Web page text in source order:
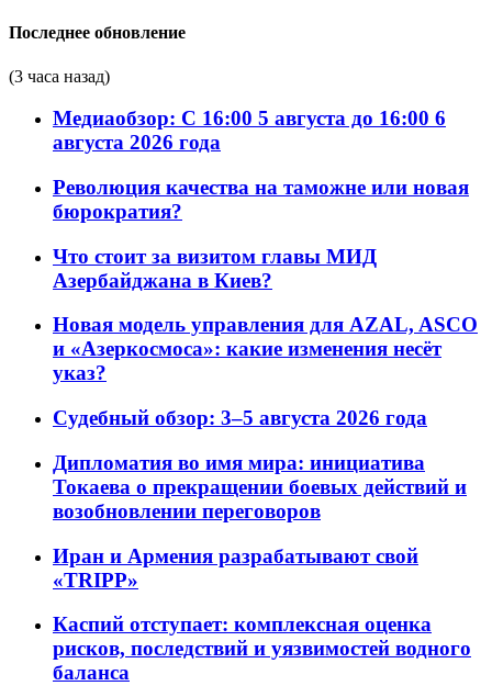
Последнее обновление
(3 часа назад)
Медиаобзор: С 16:00 5 августа до 16:00 6
августа 2026 года
Революция качества на таможне или новая
бюрократия?
Что стоит за визитом главы МИД
Азербайджана в Киев?
Новая модель управления для AZAL, ASCO
и «Азеркосмоса»: какие изменения несёт
указ?
Судебный обзор: 3–5 августа 2026 года
Дипломатия во имя мира: инициатива
Токаева о прекращении боевых действий и
возобновлении переговоров
Иран и Армения разрабатывают свой
«TRIPP»
Каспий отступает: комплексная оценка
рисков, последствий и уязвимостей водного
баланса